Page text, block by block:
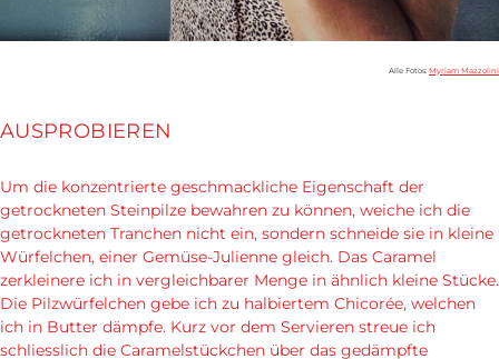
Alle Fotos: Myriam Mazzolini
AUSPROBIEREN
Um die konzentrierte geschmackliche Eigenschaft der
getrockneten Steinpilze bewahren zu können, weiche ich die
getrockneten Tranchen nicht ein, sondern schneide sie in kleine
Würfelchen, einer Gemüse-Julienne gleich. Das Caramel
zerkleinere ich in vergleichbarer Menge in ähnlich kleine Stücke.
Die Pilzwürfelchen gebe ich zu halbiertem Chicorée, welchen
ich in Butter dämpfe. Kurz vor dem Servieren streue ich
schliesslich die Caramelstückchen über das gedämpfte